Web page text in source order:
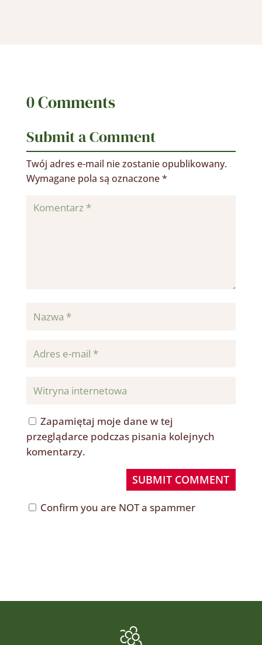
0 Comments
Submit a Comment
Twój adres e-mail nie zostanie opublikowany.
Wymagane pola są oznaczone*
Zapamiętaj moje dane w tej
przeglądarce podczas pisania kolejnych
komentarzy.
SUBMIT COMMENT
Confirm you are NOT a spammer